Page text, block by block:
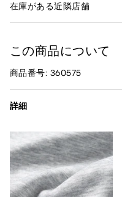
在庫がある近隣店舗
この商品について
商品番号: 360575
詳細